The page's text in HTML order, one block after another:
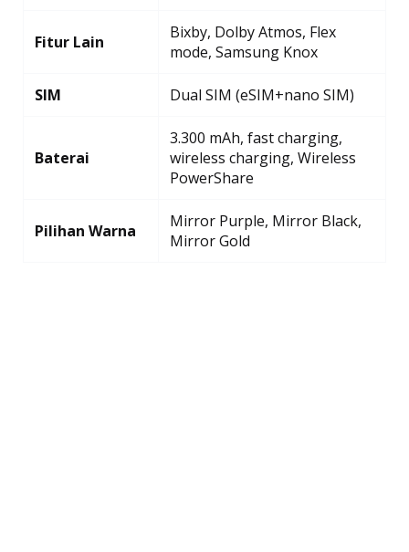
Fitur Lain
Bixby, Dolby Atmos, Flex
mode, Samsung Knox
SIM Dual SIM (eSIM+nano SIM)
Baterai
3.300 mAh, fast charging,
wireless charging, Wireless
PowerShare
Pilihan Warna
Mirror Purple, Mirror Black,
Mirror Gold